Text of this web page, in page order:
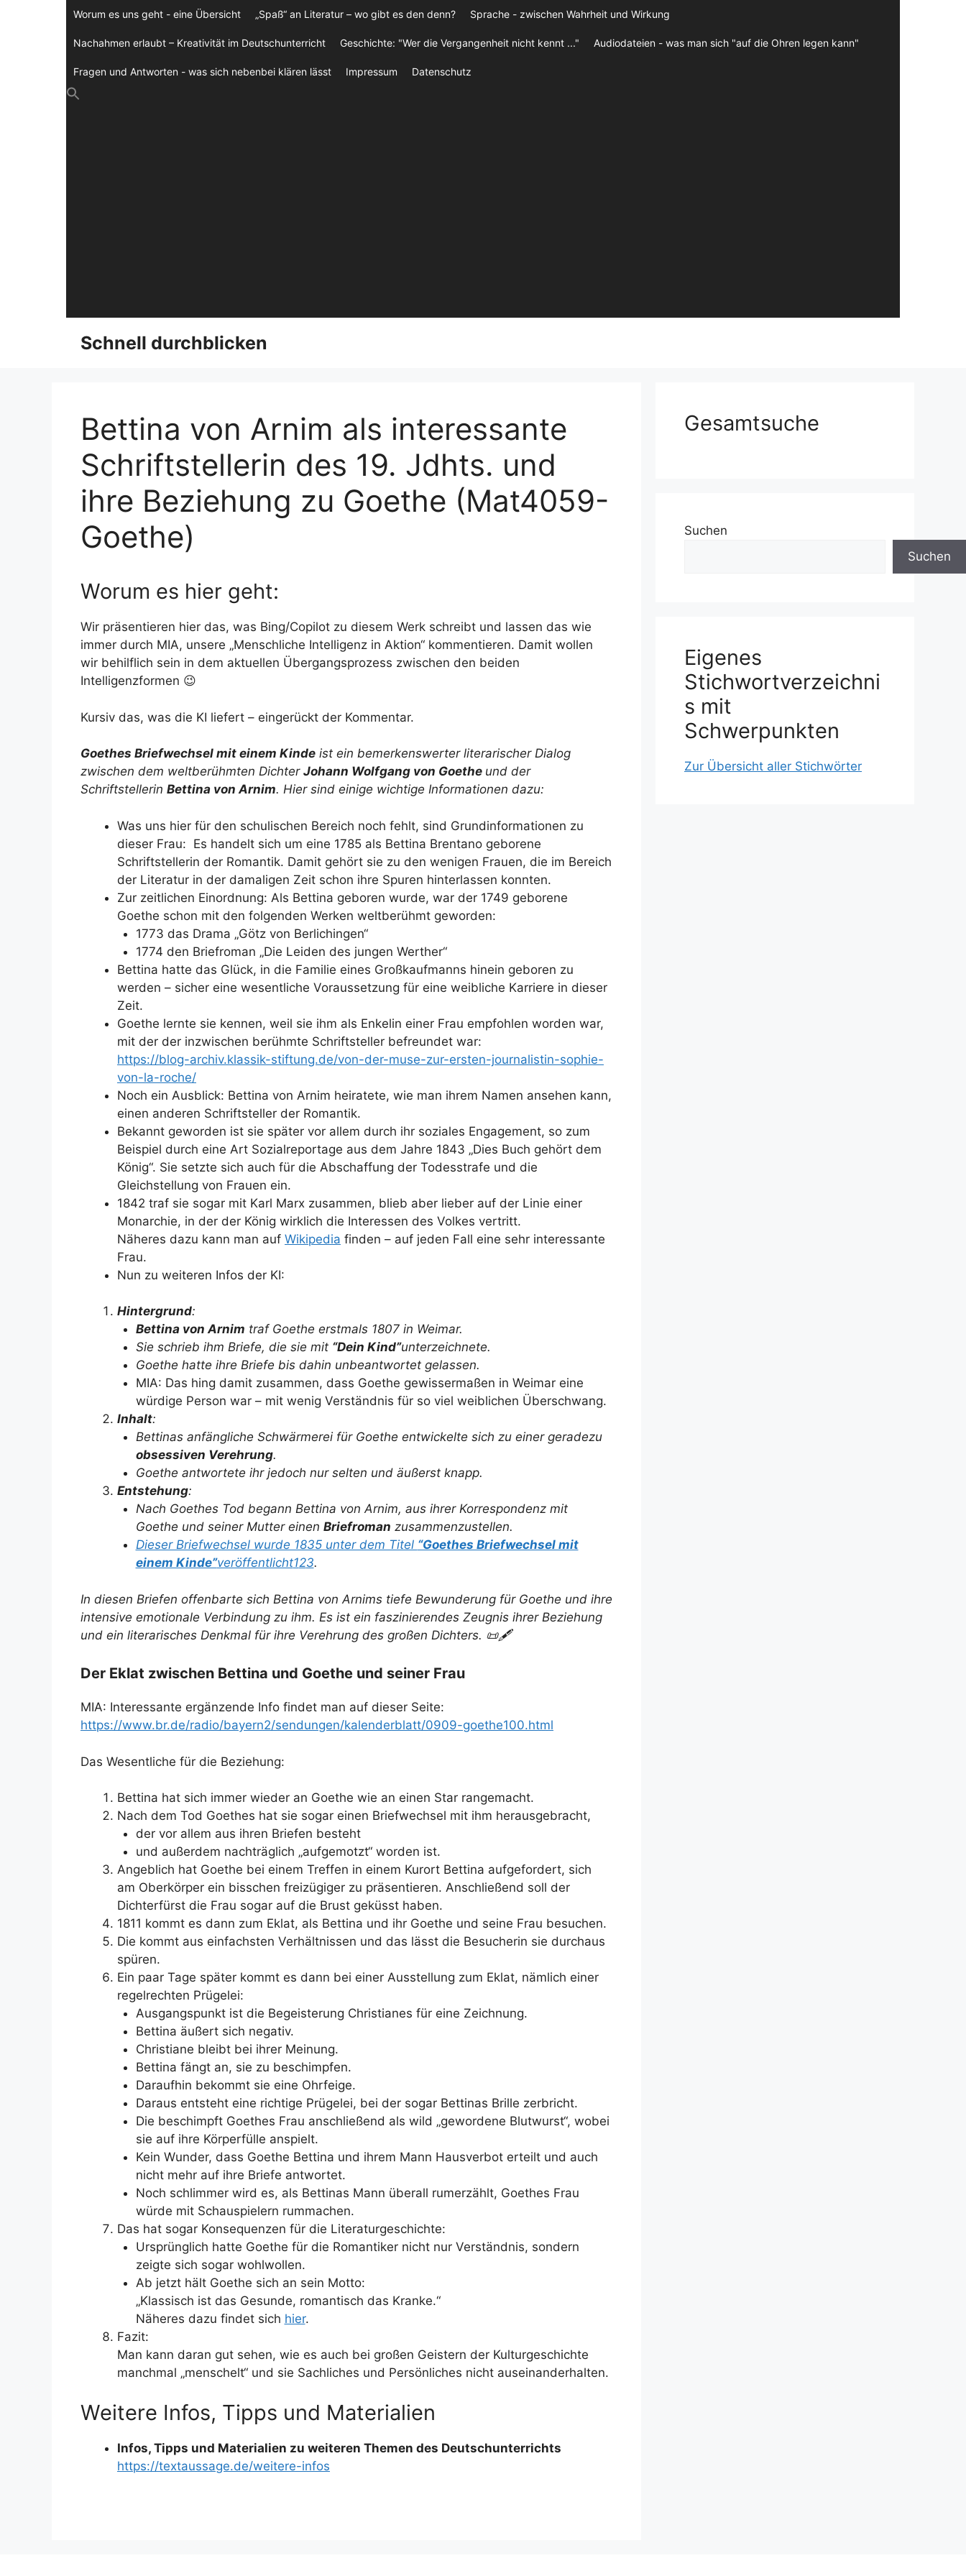
Worum es uns geht - eine Übersicht „Spaß“ an Literatur – wo gibt es den denn? Sprache - zwischen Wahrheit und Wirkung
Nachahmen erlaubt – Kreativität im Deutschunterricht Geschichte: "Wer die Vergangenheit nicht kennt ..." Audiodateien - was man sich "auf die Ohren legen kann"
Fragen und Antworten - was sich nebenbei klären lässt Impressum Datenschutz
Schnell durchblicken
Bettina von Arnim als interessante
Schriftstellerin des 19. Jdhts. und
ihre Beziehung zu Goethe (Mat4059-
Goethe)
Worum es hier geht:
Wir präsentieren hier das, was Bing/Copilot zu diesem Werk schreibt und lassen das wie
immer durch MIA, unsere „Menschliche Intelligenz in Aktion“ kommentieren. Damit wollen
wir behilflich sein in dem aktuellen Übergangsprozess zwischen den beiden
Intelligenzformen 😉
Kursiv das, was die KI liefert – eingerückt der Kommentar.
Goethes Briefwechsel mit einem Kinde ist ein bemerkenswerter literarischer Dialog
zwischen dem weltberühmten Dichter Johann Wolfgang von Goethe und der
Schriftstellerin Bettina von Arnim. Hier sind einige wichtige Informationen dazu:
Was uns hier für den schulischen Bereich noch fehlt, sind Grundinformationen zu
dieser Frau: Es handelt sich um eine 1785 als Bettina Brentano geborene
Schriftstellerin der Romantik. Damit gehört sie zu den wenigen Frauen, die im Bereich
der Literatur in der damaligen Zeit schon ihre Spuren hinterlassen konnten.
Zur zeitlichen Einordnung: Als Bettina geboren wurde, war der 1749 geborene
Goethe schon mit den folgenden Werken weltberühmt geworden:
1773 das Drama „Götz von Berlichingen“
1774 den Briefroman „Die Leiden des jungen Werther“
Bettina hatte das Glück, in die Familie eines Großkaufmanns hinein geboren zu
werden – sicher eine wesentliche Voraussetzung für eine weibliche Karriere in dieser
Zeit.
Goethe lernte sie kennen, weil sie ihm als Enkelin einer Frau empfohlen worden war,
mit der der inzwischen berühmte Schriftsteller befreundet war:
https://blog-archiv.klassik-stiftung.de/von-der-muse-zur-ersten-journalistin-sophie-
von-la-roche/
Noch ein Ausblick: Bettina von Arnim heiratete, wie man ihrem Namen ansehen kann,
einen anderen Schriftsteller der Romantik.
Bekannt geworden ist sie später vor allem durch ihr soziales Engagement, so zum
Beispiel durch eine Art Sozialreportage aus dem Jahre 1843 „Dies Buch gehört dem
König“. Sie setzte sich auch für die Abschaffung der Todesstrafe und die
Gleichstellung von Frauen ein.
1842 traf sie sogar mit Karl Marx zusammen, blieb aber lieber auf der Linie einer
Monarchie, in der der König wirklich die Interessen des Volkes vertritt.
Näheres dazu kann man auf Wikipedia finden – auf jeden Fall eine sehr interessante
Frau.
Nun zu weiteren Infos der KI:
Hintergrund:
Bettina von Arnim traf Goethe erstmals 1807 in Weimar.
Sie schrieb ihm Briefe, die sie mit “Dein Kind”unterzeichnete.
Goethe hatte ihre Briefe bis dahin unbeantwortet gelassen.
MIA: Das hing damit zusammen, dass Goethe gewissermaßen in Weimar eine
würdige Person war – mit wenig Verständnis für so viel weiblichen Überschwang.
Inhalt:
Bettinas anfängliche Schwärmerei für Goethe entwickelte sich zu einer geradezu
obsessiven Verehrung.
Goethe antwortete ihr jedoch nur selten und äußerst knapp.
Entstehung:
Nach Goethes Tod begann Bettina von Arnim, aus ihrer Korrespondenz mit
Goethe und seiner Mutter einen Briefroman zusammenzustellen.
Dieser Briefwechsel wurde 1835 unter dem Titel “Goethes Briefwechsel mit
einem Kinde”veröffentlicht123.
In diesen Briefen offenbarte sich Bettina von Arnims tiefe Bewunderung für Goethe und ihre
intensive emotionale Verbindung zu ihm. Es ist ein faszinierendes Zeugnis ihrer Beziehung
und ein literarisches Denkmal für ihre Verehrung des großen Dichters. 📜🖋️
Der Eklat zwischen Bettina und Goethe und seiner Frau
MIA: Interessante ergänzende Info findet man auf dieser Seite:
https://www.br.de/radio/bayern2/sendungen/kalenderblatt/0909-goethe100.html
Das Wesentliche für die Beziehung:
Bettina hat sich immer wieder an Goethe wie an einen Star rangemacht.
Nach dem Tod Goethes hat sie sogar einen Briefwechsel mit ihm herausgebracht,
der vor allem aus ihren Briefen besteht
und außerdem nachträglich „aufgemotzt“ worden ist.
Angeblich hat Goethe bei einem Treffen in einem Kurort Bettina aufgefordert, sich
am Oberkörper ein bisschen freizügiger zu präsentieren. Anschließend soll der
Dichterfürst die Frau sogar auf die Brust geküsst haben.
1811 kommt es dann zum Eklat, als Bettina und ihr Goethe und seine Frau besuchen.
Die kommt aus einfachsten Verhältnissen und das lässt die Besucherin sie durchaus
spüren.
Ein paar Tage später kommt es dann bei einer Ausstellung zum Eklat, nämlich einer
regelrechten Prügelei:
Ausgangspunkt ist die Begeisterung Christianes für eine Zeichnung.
Bettina äußert sich negativ.
Christiane bleibt bei ihrer Meinung.
Bettina fängt an, sie zu beschimpfen.
Daraufhin bekommt sie eine Ohrfeige.
Daraus entsteht eine richtige Prügelei, bei der sogar Bettinas Brille zerbricht.
Die beschimpft Goethes Frau anschließend als wild „gewordene Blutwurst“, wobei
sie auf ihre Körperfülle anspielt.
Kein Wunder, dass Goethe Bettina und ihrem Mann Hausverbot erteilt und auch
nicht mehr auf ihre Briefe antwortet.
Noch schlimmer wird es, als Bettinas Mann überall rumerzählt, Goethes Frau
würde mit Schauspielern rummachen.
Das hat sogar Konsequenzen für die Literaturgeschichte:
Ursprünglich hatte Goethe für die Romantiker nicht nur Verständnis, sondern
zeigte sich sogar wohlwollen.
Ab jetzt hält Goethe sich an sein Motto:
„Klassisch ist das Gesunde, romantisch das Kranke.“
Näheres dazu findet sich hier.
Fazit:
Man kann daran gut sehen, wie es auch bei großen Geistern der Kulturgeschichte
manchmal „menschelt“ und sie Sachliches und Persönliches nicht auseinanderhalten.
Weitere Infos, Tipps und Materialien
Infos, Tipps und Materialien zu weiteren Themen des Deutschunterrichts
https://textaussage.de/weitere-infos
Gesamtsuche
Suchen
Suchen
Eigenes
Stichwortverzeichni
s mit
Schwerpunkten
Zur Übersicht aller Stichwörter